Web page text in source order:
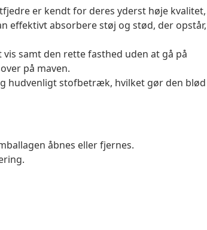
er kendt for deres yderst høje kvalitet,
effektivt absorbere støj og stød, der opstår,
samt den rette fasthed uden at gå på
på maven.
hudvenligt stofbetræk, hvilket gør den blød
åbnes eller fjernes.